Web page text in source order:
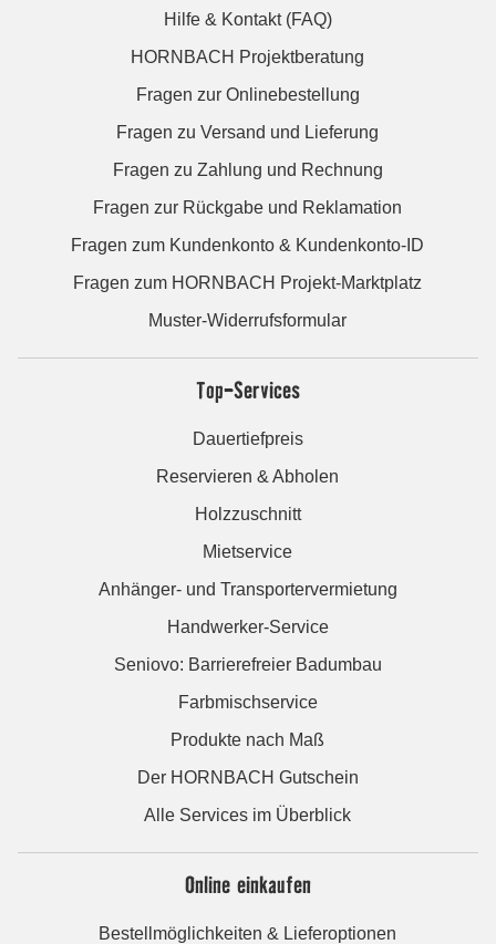
Hilfe & Kontakt (FAQ)
HORNBACH Projektberatung
Fragen zur Onlinebestellung
Fragen zu Versand und Lieferung
Fragen zu Zahlung und Rechnung
Fragen zur Rückgabe und Reklamation
Fragen zum Kundenkonto & Kundenkonto-ID
Fragen zum HORNBACH Projekt-Marktplatz
Muster-Widerrufsformular
Top-Services
Dauertiefpreis
Reservieren & Abholen
Holzzuschnitt
Mietservice
Anhänger- und Transportervermietung
Handwerker-Service
Seniovo: Barrierefreier Badumbau
Farbmischservice
Produkte nach Maß
Der HORNBACH Gutschein
Alle Services im Überblick
Online einkaufen
Bestellmöglichkeiten & Lieferoptionen